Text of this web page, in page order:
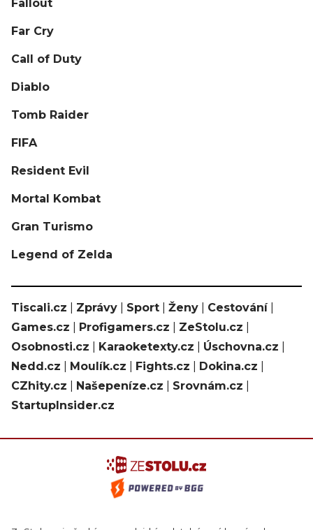
Fallout
Far Cry
Call of Duty
Diablo
Tomb Raider
FIFA
Resident Evil
Mortal Kombat
Gran Turismo
Legend of Zelda
Tiscali.cz Zprávy Sport Ženy Cestování|
Games.cz
Profigamers.cz ZeStolu.cz
Osobnosti.cz
Karaoketexty.cz Úschovna.cz
Nedd.cz
Moulík.cz Fights.cz Dokina.cz
CZhity.cz
Našepeníze.cz Srovnám.cz
StartupInsider.cz